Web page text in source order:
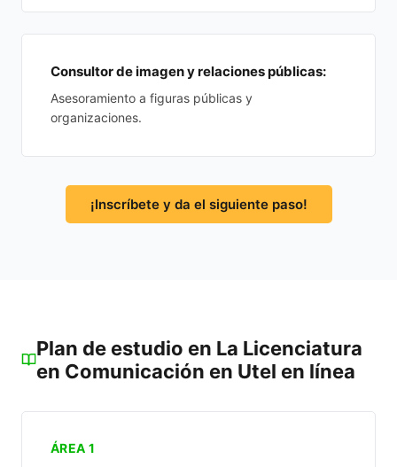
Consultor de imagen y relaciones públicas:
Asesoramiento a figuras públicas y
organizaciones.
¡Inscríbete y da el siguiente paso!
Plan de estudio en La Licenciatura
en Comunicación en Utel en línea
ÁREA 1